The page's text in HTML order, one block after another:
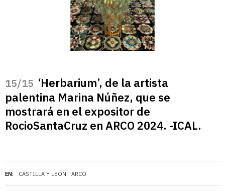
EN: CASTILLA Y LEÓN ARCO
/15 ‘Herbarium’, de la artista
palentina Marina Núñez, que se
mostrará en el expositor de
RocioSantaCruz en ARCO 2024. -ICAL.